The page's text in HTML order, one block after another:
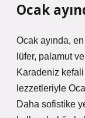
Ocak
Ocak ayında,
lüfer, palamut
Karadeniz
lezzetleriyle
Daha sofistike